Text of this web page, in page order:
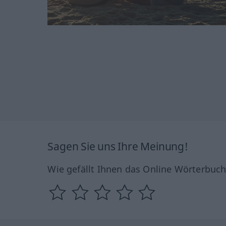
Sagen Sie uns Ihre Meinung!
Wie gefällt Ihnen das Online